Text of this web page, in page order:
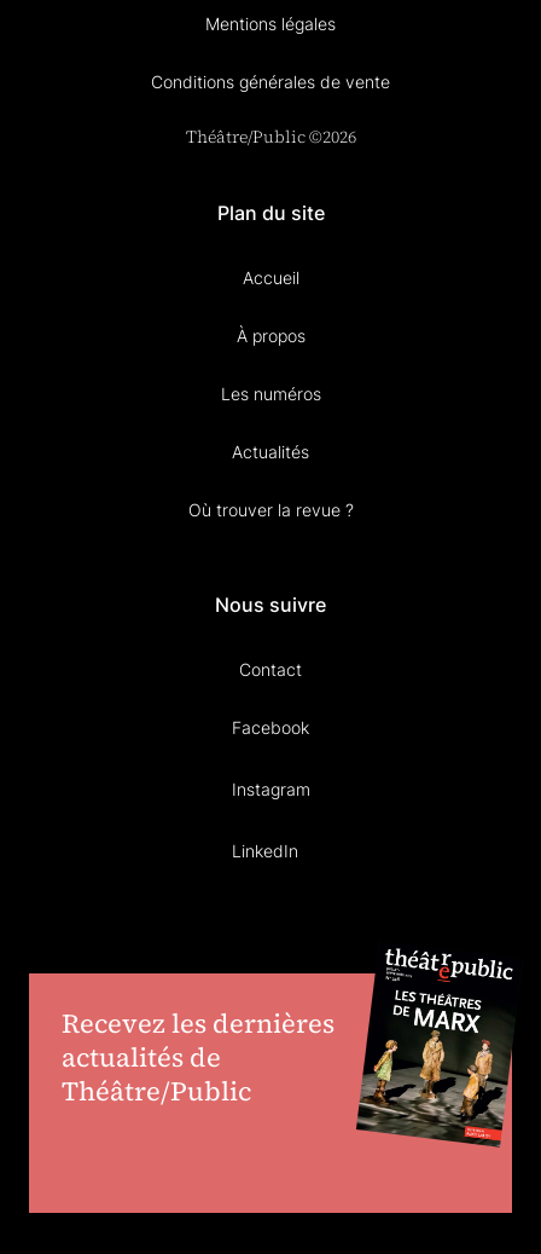
Mentions légales
Conditions générales de vente
Théâtre/Public ©2026
Plan du site
Accueil
À propos
Les numéros
Actualités
Où trouver la revue ?
Nous suivre
Contact
Facebook
Instagram
LinkedIn
Recevez les dernières
actualités de
Théâtre/Public